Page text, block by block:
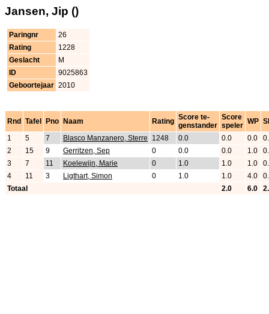
Jansen, Jip ()
Paringnr
26
Rating
1228
Geslacht
M
ID
9025863
Geboortejaar 2010
Rnd Tafel Pno Naam Rating Score te-
genstander
Score
speler WP
1
5 7 Blasco Manzanero, Sterre 1248 0.0 0.0 0.0
2
15 9 Gerritzen, Sep 0 0.0 0.0 1.0
3
7 11 Koelewijn, Marie 0 1.0 1.0 1.0
4
11 3 Ligthart, Simon 0 1.0 1.0 4.0
Totaal
2.0 6.0